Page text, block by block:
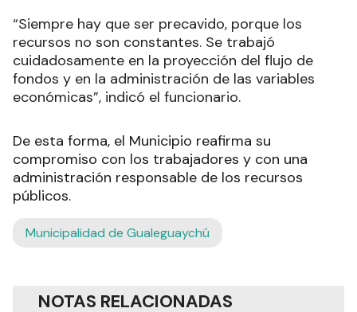
“Siempre hay que ser precavido, porque los
recursos no son constantes. Se trabajó
cuidadosamente en la proyección del flujo de
fondos y en la administración de las variables
económicas”, indicó el funcionario.
De esta forma, el Municipio reafirma su
compromiso con los trabajadores y con una
administración responsable de los recursos
públicos.
Municipalidad de Gualeguaychú
NOTAS RELACIONADAS